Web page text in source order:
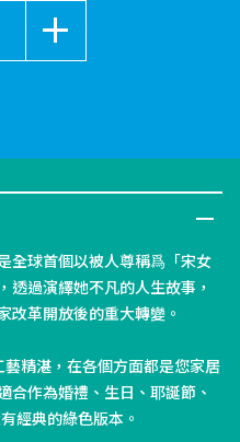
全球首個以被人尊稱爲「宋女
透過演繹她不凡的人生故事，
改革開放後的重大轉變。
精湛，在各個方面都是您家居
合作為婚禮、生日、耶誕節、
經典的綠色版本。